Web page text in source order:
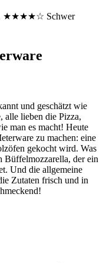
★★★★☆ Schwer
und geschätzt wie
alle lieben die Pizza,
man es macht! Heute
zu machen: eine
gekocht wird. Was
Büffelmozzarella, der ein
Und die allgemeine
Zutaten frisch und in